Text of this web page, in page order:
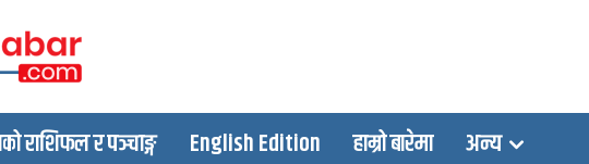
राशिफल र पञ्चाङ्ग English Edition हाम्रो बारेमा अन्य